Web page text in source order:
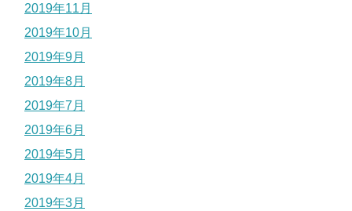
2019年11月
2019年10月
2019年9月
2019年8月
2019年7月
2019年6月
2019年5月
2019年4月
2019年3月